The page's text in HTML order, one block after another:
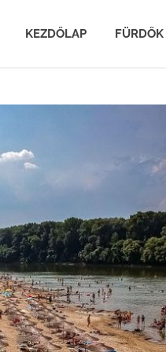
KEZDŐLAP FÜRDŐK